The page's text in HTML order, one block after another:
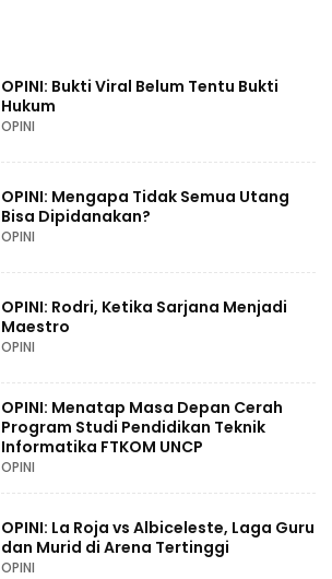
OPINI: Bukti Viral Belum Tentu Bukti
Hukum
OPINI
OPINI: Mengapa Tidak Semua Utang
Bisa Dipidanakan?
OPINI
OPINI: Rodri, Ketika Sarjana Menjadi
Maestro
OPINI
OPINI: Menatap Masa Depan Cerah
Program Studi Pendidikan Teknik
Informatika FTKOM UNCP
OPINI
OPINI: La Roja vs Albiceleste, Laga Guru
dan Murid di Arena Tertinggi
OPINI